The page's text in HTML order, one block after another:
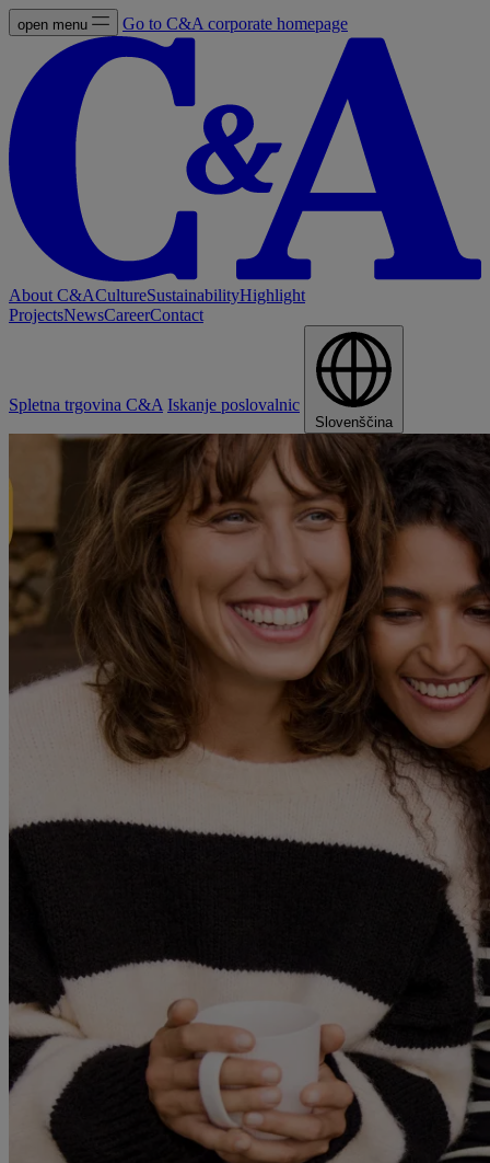
open menu Go to C&A corporate homepage
About C&ACultureSustainabilityHighlight
ProjectsNewsCareerContact
Spletna trgovina C&A Iskanje poslovalnic
Slovenščina